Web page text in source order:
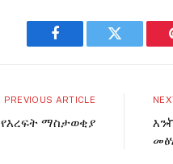
Facebook Twitter
PREVIOUS ARTICLE
የእረፍት ማስታወቂያ